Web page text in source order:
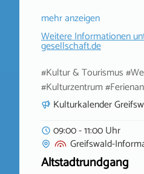
mehr anzeigen
Weitere Informationen
gesellschaft.de
#Kultur & Tourismus
#Kulturzentrum
Kulturkalender
09:00 - 11:00 Uhr
Greifswald-
Altstadtrundgang